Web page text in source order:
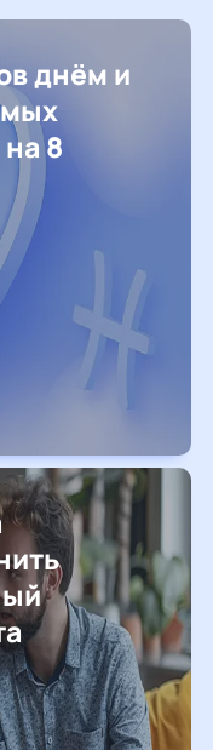
днём и
8